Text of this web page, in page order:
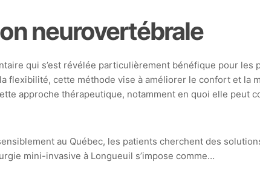
neurovertébrale
qui s’est révélée particulièrement bénéfique pour
flexibilité, cette méthode vise à améliorer le confort et la
approche thérapeutique, notamment en quoi elle peut
au Québec, les patients cherchent des
mini-invasive à Longueuil s’impose comme…